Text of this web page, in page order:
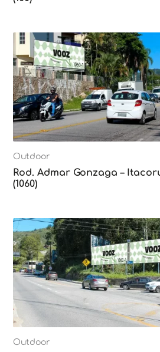
Outdoor
Rod. Admar Gonzaga –
(1060)
Outdoor